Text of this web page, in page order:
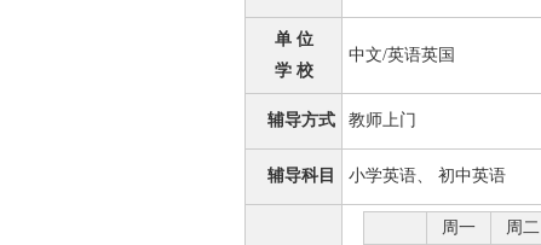
单 位
学 校
中文/英语英国
辅导方式 教师上门
辅导科目 小学英语、 初中英语
周一 周二